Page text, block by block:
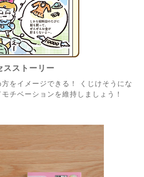
スストーリー
をイメージできる！ くじけそうにな
チベーションを維持しましょう！